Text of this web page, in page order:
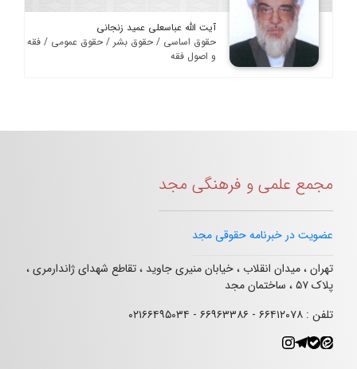
آیت الله عباسعلی عمید زنجانی
حقوق اساسی / حقوق بشر / حقوق عمومی / فقه
و اصول فقه
مجمع علمی و فرهنگی مجد
عضویت در خبرنامه حقوقی مجد
تهران ، میدان انقلاب ، خیابان منیری جاوید ، تقاطع شهدای ژاندارمری ،
پلاک ۵۷ ، ساختمان مجد
تلفن : ۶۶۴۱۲۰۷۸ - ۶۶۹۶۳۳۸۶ - ۰۲۱۶۶۴۹۵۰۳۴